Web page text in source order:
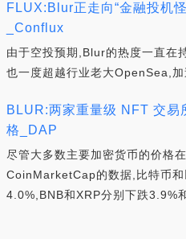
FLUX:Blur正走向“金融投机
_Conflux
由于空投预期,Blur的热度一直在
也一度超越行业老大OpenSea,
BLUR:两家重量级 NFT 交易
格_DAP
尽管大多数主要加密货币的价格
CoinMarketCap的数据,比特币
4.0%,BNB和XRP分别下跌3.9%